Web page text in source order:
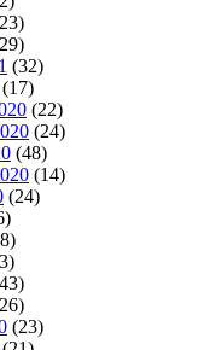
(32)
(17)
(22)
(24)
(48)
(14)
(24)
(23)